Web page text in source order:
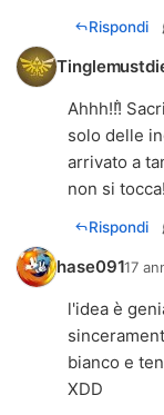
Rispondi
Ahhh!!!
solo delle
arrivato a
non si
Rispondi
hase09117
l'idea è
bianco e
XDD